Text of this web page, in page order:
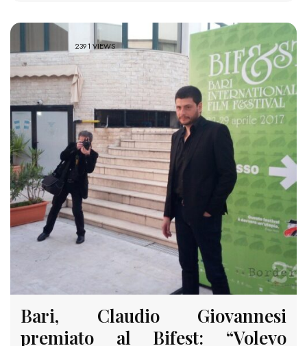
2391 VIEWS
Bari, Claudio Giovannesi
premiato al Bifest: “Volevo